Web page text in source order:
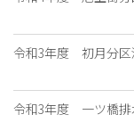
令和3年度 初月分区
令和3年度 一ツ橋排